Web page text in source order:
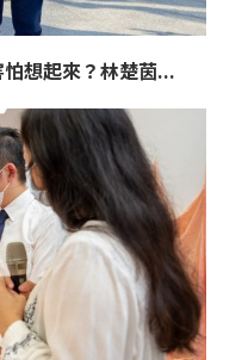
怕想起來？林楚茵...